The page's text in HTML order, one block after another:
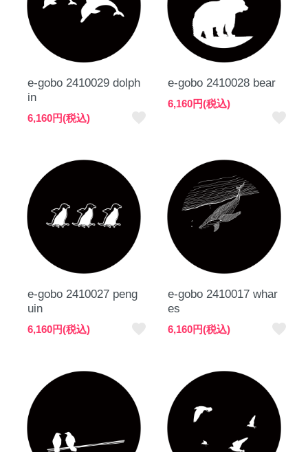
e-gobo 2410029 dolph
in
6,160円(税込)
e-gobo 2410028 bear
6,160円(税込)
e-gobo 2410027 peng
uin
6,160円(税込)
e-gobo 2410017 whar
es
6,160円(税込)